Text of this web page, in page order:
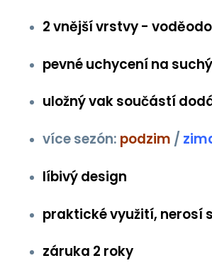
2 vnější vrstvy -
pevné uchycení na
uložný vak součástí
více sezón: podzim /
líbivý design
praktické využití, nerosí
záruka 2 roky